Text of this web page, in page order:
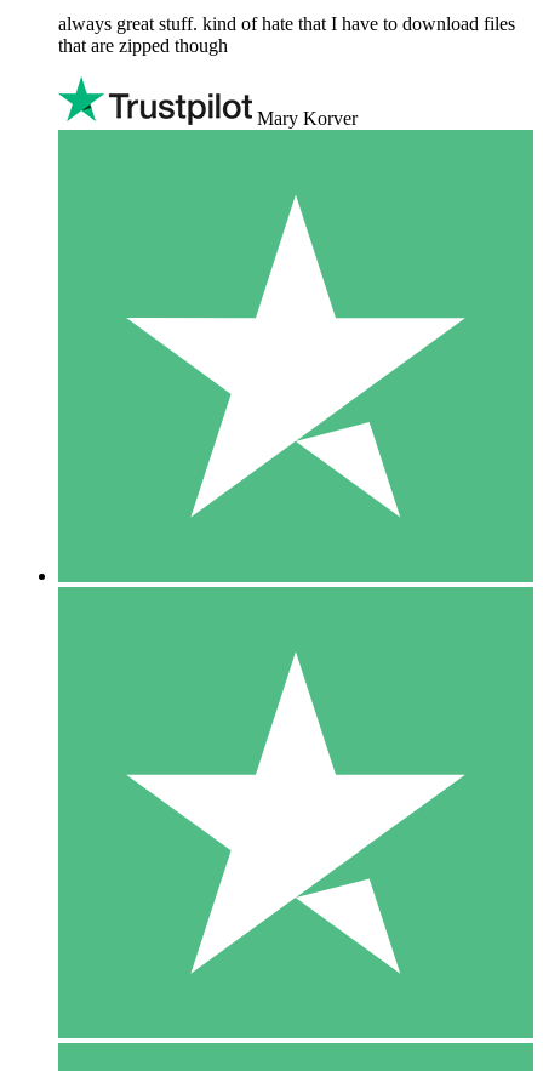
always great stuff. kind of hate that I have to download files
that are zipped though
Mary Korver